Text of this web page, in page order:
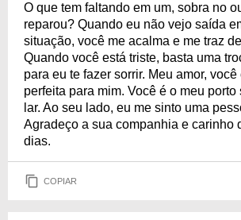
O que tem faltando em um, sobra no
reparou? Quando eu não vejo saída
situação, você me acalma e me traz
Quando você está triste, basta uma
para eu te fazer sorrir. Meu amor,
perfeita para mim. Você é o meu porto
lar. Ao seu lado, eu me sinto uma
Agradeço a sua companhia e carinho
dias.
COPIAR